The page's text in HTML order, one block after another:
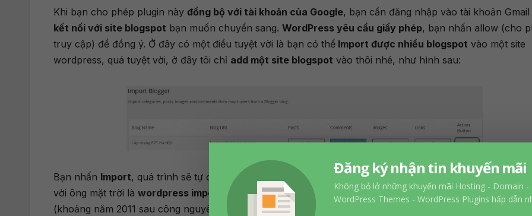
Khi bạn cho phép plugin này đồng bộ với tài khoản của Google, bạn cần đăng nhập vào tài khoản Gmail
kết nối với site blogspot bạn muốn chuyển sang. WordPress yêu cầu giấy phép, bạn nhấn allow (cho
truy cập) để đồng ý. Ở đây có một điều tuyệt vời là bạn có thể Import được nhiều blogspot vào một site
wordpress, quá tuyệt vời, ở đây tôi chỉ add một site blogspot vào thôi nhé, như hình sau:
Bạn nhấn Import, quá trình sẽ tự động diễn ra để Import dữ liệu sang , ở phiên bản mới này có một điều
vời ông mặt trời là wordpress import luôn cả Imagesang, mình nhớ không nhầm là ở phiên bản La Mã cổ
(khoảng năm 2011 sau công nguyên) thì không Import được ảnh, họ sử dụng luôn ảnh (Images) trên
Đăng ký nhận tin khuyến mãi
Không bỏ lở những khuyến mãi Hosting - Domain -
WordPress Themes - WordPress Plugins hấp dẫn